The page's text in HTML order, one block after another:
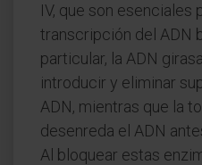
IV, que son esenciales
transcripción del ADN
particular, la ADN
introducir y eliminar
ADN, mientras que la
desenreda el ADN
Al bloquear estas